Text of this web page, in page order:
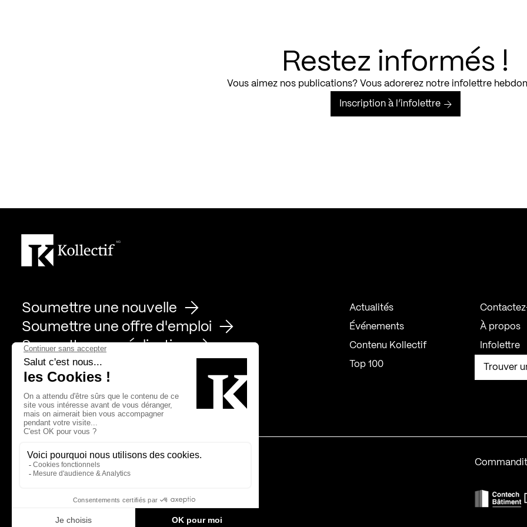
Restez informés !
Vous aimez nos publications? Vous adorerez notre infolettre
Inscription à l’infolettre
Soumettre une nouvelle
Soumettre une offre d'emploi
Soumettre une réalisation
Actualités
Événements
Contenu Kollectif
Top 100
À propos
Infolettre
Trouver
Page Facebook de Kollectif
Page Instagram de Kollectif
Page Linkedin de Kollectif
Partenaires
Bâtiment-Durable-Québec-1
Esquisses-1 MP-1